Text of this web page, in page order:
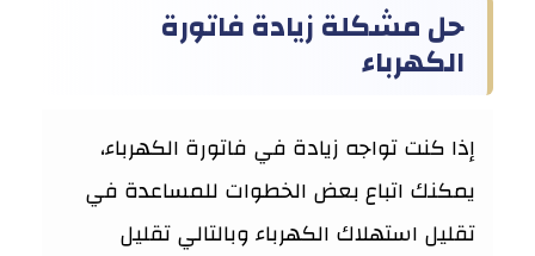
حل مشكلة زيادة فاتورة
الكهرباء
إذا كنت تواجه زيادة في فاتورة الكهرباء،
يمكنك اتباع بعض الخطوات للمساعدة في
تقليل استهلاك الكهرباء وبالتالي تقليل